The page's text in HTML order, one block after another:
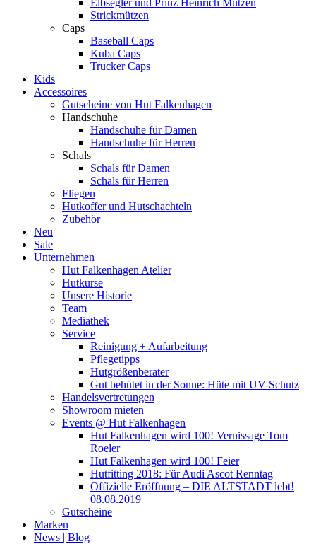
Elbsegler und Prinz Heinrich Mützen
Strickmützen
Caps
Baseball Caps
Kuba Caps
Trucker Caps
Kids
Accessoires
Gutscheine von Hut Falkenhagen
Handschuhe
Handschuhe für Damen
Handschuhe für Herren
Schals
Schals für Damen
Schals für Herren
Fliegen
Hutkoffer und Hutschachteln
Zubehör
Neu
Sale
Unternehmen
Hut Falkenhagen Atelier
Hutkurse
Unsere Historie
Team
Mediathek
Service
Reinigung + Aufarbeitung
Pflegetipps
Hutgrößenberater
Gut behütet in der Sonne: Hüte mit UV-Schutz
Handelsvertretungen
Showroom mieten
Events @ Hut Falkenhagen
Hut Falkenhagen wird 100! Vernissage Tom
Roeler
Hut Falkenhagen wird 100! Feier
Hutfitting 2018: Für Audi Ascot Renntag
Offizielle Eröffnung – DIE ALTSTADT lebt!
08.08.2019
Gutscheine
Marken
News | Blog